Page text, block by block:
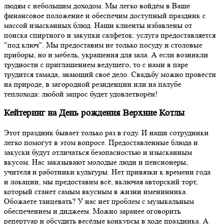
людям с небольшим доходом. Мы легко войдём в Ваше
финансовое положение и обеспечим доступный праздник с
массой изысканных блюд. Наши клиенты избавлены от
поиска спиртного и закупки салфеток: услуга предоставляется
"под ключ". Мы предоставим не только посуду и столовые
приборы, но и мебель, украшения для зала. А если возникли
трудности с приглашением ведущего, то с нами в паре
трудится тамада, знающий своё дело. Свадьбу можно провести
на природе, в загородной резиденции или на палубе
теплохода: любой запрос будет удовлетворён!
Кейтеринг на День рождения Верхние Котлы
Этот праздник бывает только раз в году. И наши сотрудники
легко помогут в этом вопросе. Предоставленные блюда и
закуски будут отличаться безопасностью и изысканным
вкусом. Нас заказывают молодые люди и пенсионеры,
учителя и работники культуры. Нет привязки к времени года
и локации, мы предоставим всё, включая авторский торт,
который станет самым вкусным в жизни именинника.
Обожаете танцевать? У нас нет проблем с музыкальным
обеспечением и диджеем. Можно заранее оговорить
репертуар и обсудить весёлые конкурсы в ходе праздника. А